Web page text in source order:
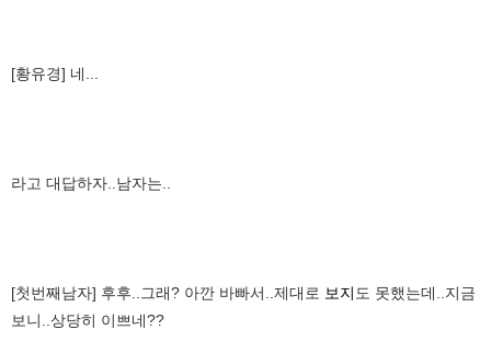
[황유경] 네...
라고 대답하자..남자는..
[첫번째남자] 후후..그래? 아깐 바빠서..제대로 보지 도 못했는데..지금
보니..상당히 이쁘네??